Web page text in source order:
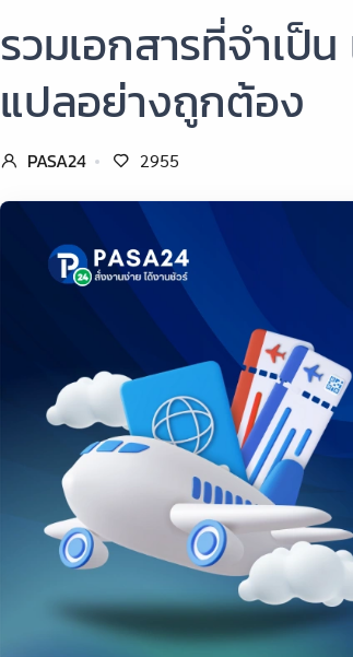
รวมเอกสารที่จำเป็
แปลอย่างถูกต้อง
PASA24 2955